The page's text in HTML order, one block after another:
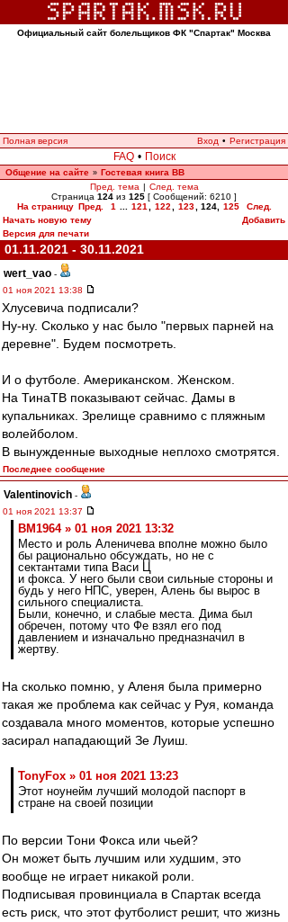
Официальный сайт болельщиков ФК "Спартак" Москва
Полная версия Вход • Регистрация
FAQ • Поиск
Общение на сайте » Гостевая книга ВВ
Пред. тема | След. тема
Страница 124 из 125 [ Сообщений: 6210 ]
На страницу Пред. 1 121 122 123 124, 125
След.
Начать новую тему
Добавить
Версия для печати
01.11.2021 - 30.11.2021
wert_vao -
01 ноя 2021 13:38
Хлусевича подписали?
Ну-ну. Сколько у нас было "первых парней на
деревне". Будем посмотреть.
И о футболе. Американском. Женском.
На ТинаТВ показывают сейчас. Дамы в
купальниках. Зрелище сравнимо с пляжным
волейболом.
В вынужденные выходные неплохо смотрятся.
Последнее сообщение
Valentinovich -
01 ноя 2021 13:37
BM1964 » 01 ноя 2021 13:32
Место и роль Аленичева вполне можно было
бы рационально обсуждать, но не с
сектантами типа Васи Ц
и фокса. У него были свои сильные стороны и
будь у него НПС, уверен, Алень бы вырос в
сильного специалиста.
Были, конечно, и слабые места. Дима был
обречен, потому что Фе взял его под
давлением и изначально предназначил в
жертву.
На сколько помню, у Аленя была примерно
такая же проблема как сейчас у Руя, команда
создавала много моментов, которые успешно
засирал нападающий Зе Луиш.
TonyFox » 01 ноя 2021 13:23
Этот ноунейм лучший молодой паспорт в
стране на своей позиции
По версии Тони Фокса или чьей?
Он может быть лучшим или худшим, это
вообще не играет никакой роли.
Подписывая провинциала в Спартак всегда
есть риск, что этот футболист решит, что жизнь